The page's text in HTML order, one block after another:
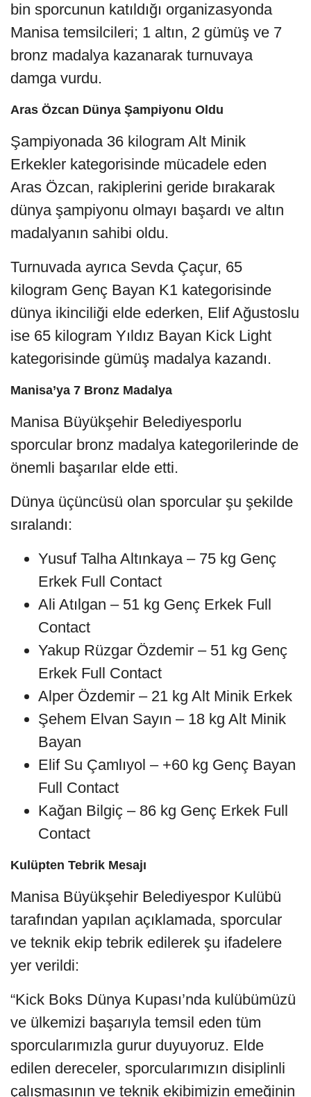
bin sporcunun katıldığı organizasyonda
Manisa temsilcileri; 1 altın, 2 gümüş ve 7
bronz madalya kazanarak turnuvaya
damga vurdu.
Aras Özcan Dünya Şampiyonu Oldu
Şampiyonada 36 kilogram Alt Minik
Erkekler kategorisinde mücadele eden
Aras Özcan, rakiplerini geride bırakarak
dünya şampiyonu olmayı başardı ve altın
madalyanın sahibi oldu.
Turnuvada ayrıca Sevda Çaçur, 65
kilogram Genç Bayan K1 kategorisinde
dünya ikinciliği elde ederken, Elif Ağustoslu
ise 65 kilogram Yıldız Bayan Kick Light
kategorisinde gümüş madalya kazandı.
Manisa’ya 7 Bronz Madalya
Manisa Büyükşehir Belediyesporlu
sporcular bronz madalya kategorilerinde de
önemli başarılar elde etti.
Dünya üçüncüsü olan sporcular şu şekilde
sıralandı:
Yusuf Talha Altınkaya – 75 kg Genç
Erkek Full Contact
Ali Atılgan – 51 kg Genç Erkek Full
Contact
Yakup Rüzgar Özdemir – 51 kg Genç
Erkek Full Contact
Alper Özdemir – 21 kg Alt Minik Erkek
Şehem Elvan Sayın – 18 kg Alt Minik
Bayan
Elif Su Çamlıyol – +60 kg Genç Bayan
Full Contact
Kağan Bilgiç – 86 kg Genç Erkek Full
Contact
Kulüpten Tebrik Mesajı
Manisa Büyükşehir Belediyespor Kulübü
tarafından yapılan açıklamada, sporcular
ve teknik ekip tebrik edilerek şu ifadelere
yer verildi:
“Kick Boks Dünya Kupası’nda kulübümüzü
ve ülkemizi başarıyla temsil eden tüm
sporcularımızla gurur duyuyoruz. Elde
edilen dereceler, sporcularımızın disiplinli
çalışmasının ve teknik ekibimizin emeğinin